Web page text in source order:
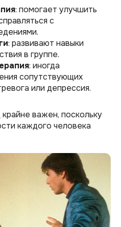
: помогает улучшить
с
: развивают навыки
в группе.
: иногда
сопутствующих
или депрессия.
важен, поскольку
каждого человека